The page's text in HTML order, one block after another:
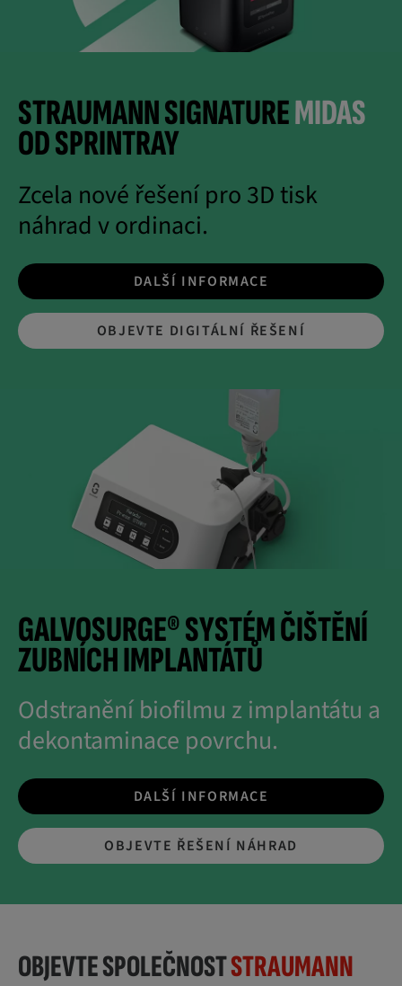
STRAUMANN SIGNATUREMIDAS
OD SPRINTRAY
Zcela nové řešení pro 3D tisk
náhrad v ordinaci.
DALŠÍ INFORMACE
OBJEVTE DIGITÁLNÍ ŘEŠENÍ
GALVOSURGE® SYSTÉM ČIŠTĚNÍ
ZUBNÍCH IMPLANTÁTŮ
Odstranění biofilmu z implantátu a
dekontaminace povrchu.
DALŠÍ INFORMACE
OBJEVTE ŘEŠENÍ NÁHRAD
OBJEVTE SPOLEČNOSTSTRAUMANN